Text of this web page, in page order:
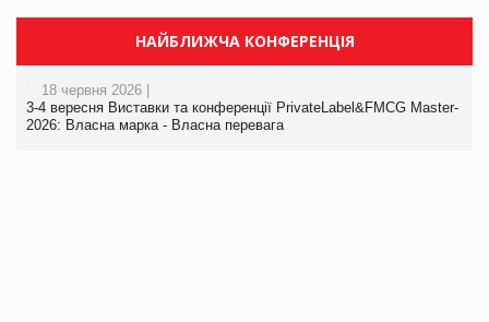
НАЙБЛИЖЧА КОНФЕРЕНЦІЯ
18 червня 2026 |
3-4 вересня Виставки та конференції PrivateLabel&FMCG Master-
2026: Власна марка - Власна перевага